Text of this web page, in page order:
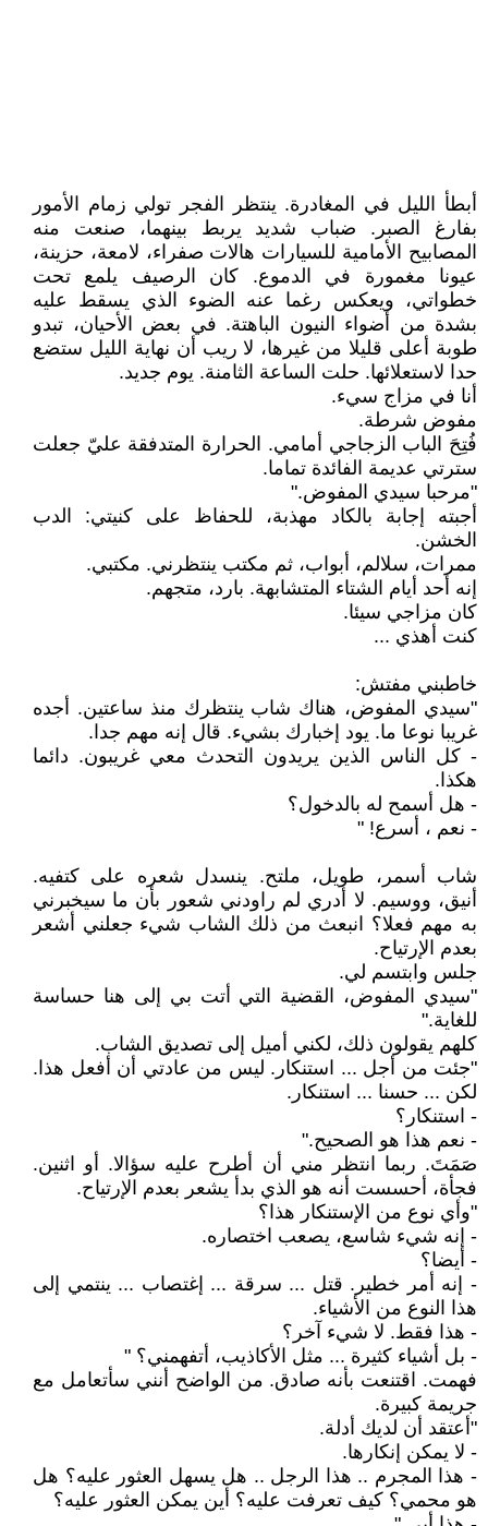
أبطأ الليل في المغادرة. ينتظر الفجر تولي زمام الأمور
بفارغ الصبر. ضباب شديد يربط بينهما، صنعت منه
المصابيح الأمامية للسيارات هالات صفراء، لامعة، حزينة،
عيونا مغمورة في الدموع. كان الرصيف يلمع تحت
خطواتي، ويعكس رغما عنه الضوء الذي يسقط عليه
بشدة من أضواء النيون الباهتة. في بعض الأحيان، تبدو
طوبة أعلى قليلا من غيرها، لا ريب أن نهاية الليل ستضع
حدا لاستعلائها. حلت الساعة الثامنة. يوم جديد.
أنا في مزاج سيء.
مفوض شرطة.
فُتِحَ الباب الزجاجي أمامي. الحرارة المتدفقة عليّ جعلت
سترتي عديمة الفائدة تماما.
"مرحبا سيدي المفوض."
أجبته إجابة بالكاد مهذبة، للحفاظ على كنيتي: الدب
الخشن.
ممرات، سلالم، أبواب، ثم مكتب ينتظرني. مكتبي.
إنه أحد أيام الشتاء المتشابهة. بارد، متجهم.
كان مزاجي سيئا.
كنت أهذي ...
خاطبني مفتش:
"سيدي المفوض، هناك شاب ينتظرك منذ ساعتين. أجده
غريبا نوعا ما. يود إخبارك بشيء. قال إنه مهم جدا.
- كل الناس الذين يريدون التحدث معي غريبون. دائما
هكذا.
- هل أسمح له بالدخول؟
- نعم ، أسرع! "
شاب أسمر، طويل، ملتح. ينسدل شعره على كتفيه.
أنيق، ووسيم. لا أدري لم راودني شعور بأن ما سيخبرني
به مهم فعلا؟ انبعث من ذلك الشاب شيء جعلني أشعر
بعدم الإرتياح.
جلس وابتسم لي.
"سيدي المفوض، القضية التي أتت بي إلى هنا حساسة
للغاية."
كلهم يقولون ذلك، لكني أميل إلى تصديق الشاب.
"جئت من أجل ... استنكار. ليس من عادتي أن أفعل هذا.
لكن ... حسنا ... استنكار.
- استنكار؟
- نعم هذا هو الصحيح."
صَمَتَ. ربما انتظر مني أن أطرح عليه سؤالا. أو اثنين.
فجأة، أحسست أنه هو الذي بدأ يشعر بعدم الإرتياح.
"وأي نوع من الإستنكار هذا؟
- إنه شيء شاسع، يصعب اختصاره.
- أيضا؟
- إنه أمر خطير. قتل ... سرقة ... إغتصاب ... ينتمي إلى
هذا النوع من الأشياء.
- هذا فقط. لا شيء آخر؟
- بل أشياء كثيرة ... مثل الأكاذيب، أتفهمني؟ "
فهمت. اقتنعت بأنه صادق. من الواضح أنني سأتعامل مع
جريمة كبيرة.
"أعتقد أن لديك أدلة.
- لا يمكن إنكارها.
- هذا المجرم .. هذا الرجل .. هل يسهل العثور عليه؟ هل
هو محمي؟ كيف تعرفت عليه؟ أين يمكن العثور عليه؟